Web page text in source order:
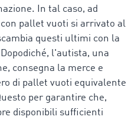
In tal caso, ad
pallet vuoti si arrivato al
questi ultimi con la
l'autista, una
consegna la merce e
di pallet vuoti equivalente
per garantire che,
disponibili sufficienti